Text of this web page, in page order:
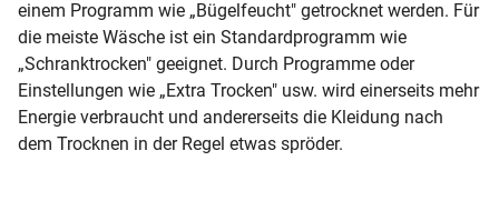
einem Programm wie „Bügelfeucht" getrocknet werden. Für
die meiste Wäsche ist ein Standardprogramm wie
„Schranktrocken" geeignet. Durch Programme oder
Einstellungen wie „Extra Trocken" usw. wird einerseits mehr
Energie verbraucht und andererseits die Kleidung nach
dem Trocknen in der Regel etwas spröder.